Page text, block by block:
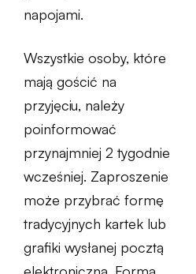
napojami.
Wszystkie osoby, które
mają gościć na
przyjęciu, należy
poinformować
przynajmniej 2 tygodnie
wcześniej. Zaproszenie
może przybrać formę
tradycyjnych kartek lub
grafiki wysłanej pocztą